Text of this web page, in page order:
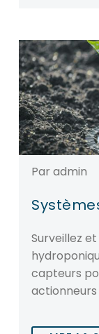
Par admin
Surveillez
capteurs